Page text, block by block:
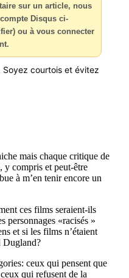
sur un article, nous
Disqus ci-
ou à vous connecter
courtois et évitez